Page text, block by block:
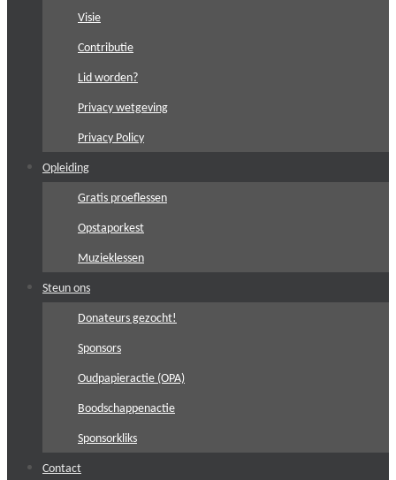
Visie
Contributie
Lid worden?
Privacy wetgeving
Privacy Policy
Opleiding
Gratis proeflessen
Opstaporkest
Muzieklessen
Steun ons
Donateurs gezocht!
Sponsors
Oudpapieractie (OPA)
Boodschappenactie
Sponsorkliks
Contact